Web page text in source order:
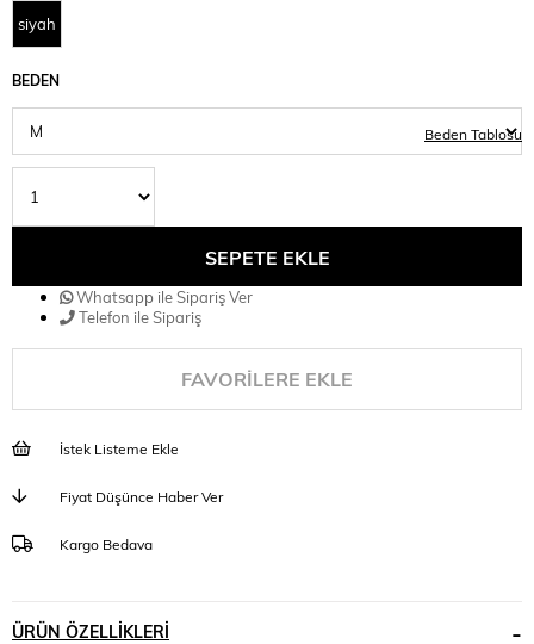
siyah
BEDEN
Beden Tablosu
Whatsapp ile Sipariş Ver
Telefon ile Sipariş
FAVORILERE EKLE
İstek Listeme Ekle
Fiyat Düşünce Haber Ver
Kargo Bedava
ÜRÜN ÖZELLIKLERI